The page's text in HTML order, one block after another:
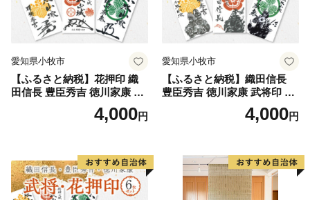
■受領証明書及びワンストップ特例申請書のお届けにつ
いて
入金確認後、注文内容確認画面の【注文者情報】に記載
の住所にお送りいたします。
発送の時期は、2週間～1ヵ月以内を目途に、お礼の特産
品とは別にお送りいたします。(年末年始を除く)
愛知県小牧市
【ふるさと納税】花押印 織
田信長 豊臣秀吉 徳川家康 3
枚 セット 戦国 武将 小牧山城
墨絵 龍画師 書道アーティス
牧市 お取り寄せ 送料無料
4,000円
愛知県小牧市
【ふるさと納税】織田信長
豊臣秀吉 徳川家康 武将印 3
枚 セット イラスト 戦国 武将
小牧山城 墨絵 龍画師 書道ア
愛知県 小牧市 お取り寄せ 送
4,000円